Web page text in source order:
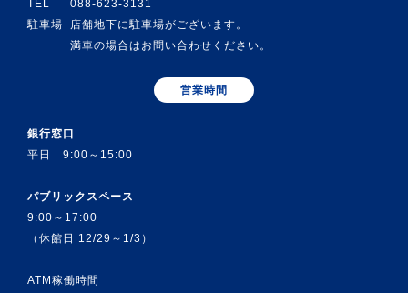
TEL
088-623-3131
駐車場
店舗地下に駐車場がございます。
満車の場合はお問い合わせください。
営業時間
銀行窓口
平日 9:00～15:00
パブリックスペース
9:00～17:00
（休館日 12/29～1/3）
ATM稼働時間